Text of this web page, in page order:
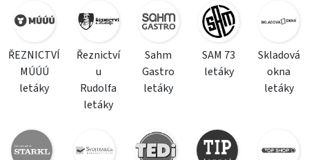
ŘEZNICTVÍ
MÚÚÚ
letáky
Řeznictví
u
Rudolfa
letáky
Sahm
Gastro
letáky
SAM 73
letáky
Skladová
okna
letáky